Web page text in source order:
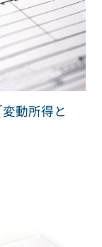
動所得と